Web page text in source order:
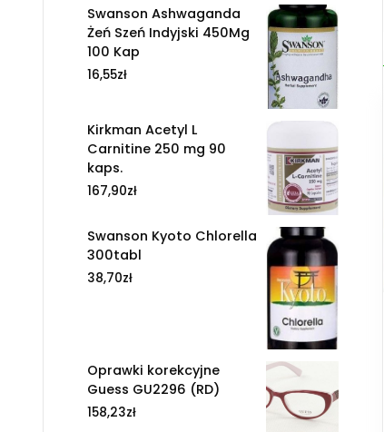
Swanson Ashwaganda
Żeń Szeń Indyjski 450Mg
100 Kap
16,55zł
Kirkman Acetyl L
Carnitine 250 mg 90
kaps.
167,90zł
Swanson Kyoto Chlorella
300tabl
38,70zł
Oprawki korekcyjne
Guess GU2296 (RD)
158,23zł